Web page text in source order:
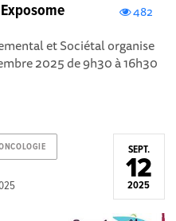
482
et Sociétal organise
2025 de 9h30 à 16h30
SEPT.
12
2025